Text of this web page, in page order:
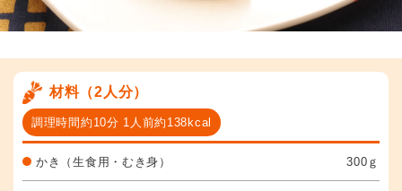
材料（2人分）
調理時間約10分 1人前約138kcal
かき（生食用・むき身） 300ｇ